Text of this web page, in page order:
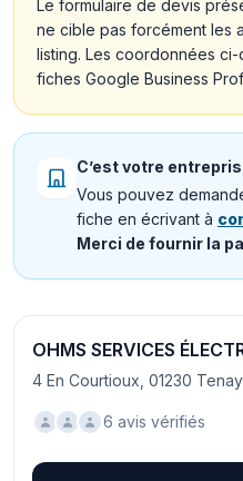
Le formulaire de devis
ne cible pas forcément les
listing. Les coordonnées
fiches Google Business
C’est votre
Vous pouvez
fiche en écrivant à
Merci de fournir la
OHMS SERVICES
4 En Courtioux, 01230 Tenay
6 avis vérifiés